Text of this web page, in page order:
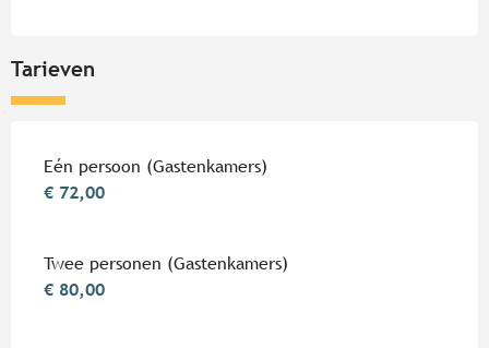
Tarieven
Tarieven 2026
Eén persoon (Gastenkamers)
€ 72,00
Twee personen (Gastenkamers)
€ 80,00